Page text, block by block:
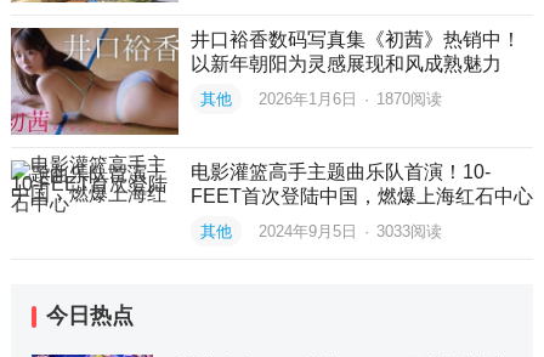
井口裕香数码写真集《初茜》热销中！
以新年朝阳为灵感展现和风成熟魅力
其他 2026年1月6日 · 1870阅读
电影灌篮高手主题曲乐队首演！10-
FEET首次登陆中国，燃爆上海红石中心
其他 2024年9月5日 · 3033阅读
今日热点